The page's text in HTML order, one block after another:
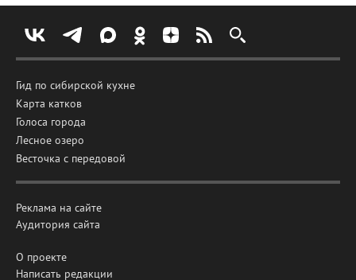
Гид по сибирской кухне
Карта катков
Голоса города
Лесное озеро
Весточка с передовой
Реклама на сайте
Аудитория сайта
О проекте
Написать редакции